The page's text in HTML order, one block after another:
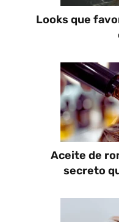
Looks que
Aceite de
secreto